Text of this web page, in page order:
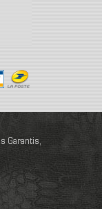
Garantis,